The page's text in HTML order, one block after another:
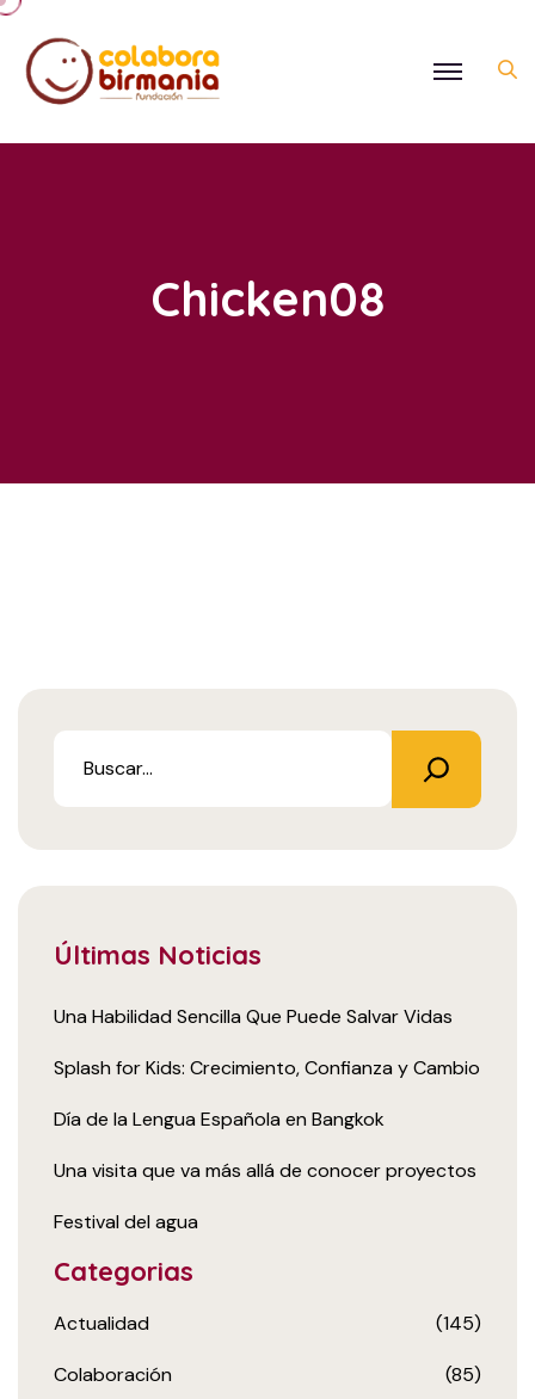
Chicken08
Últimas Noticias
Una Habilidad Sencilla Que Puede Salvar Vidas
Splash for Kids: Crecimiento, Confianza y Cambio
Día de la Lengua Española en Bangkok
Una visita que va más allá de conocer proyectos
Festival del agua
Categorias
Actualidad (145)
Colaboración (85)